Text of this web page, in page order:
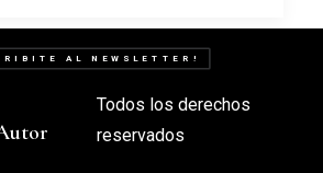
AL NEWSLETTER!
Todos los derechos
reservados